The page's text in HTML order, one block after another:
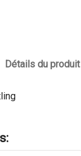
Détails du produit